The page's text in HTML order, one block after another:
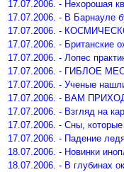
17.07.2006. - Нехорошая
17.07.2006. - В Барнауле
17.07.2006. -
17.07.2006. - Британские
17.07.2006. - Лопес
17.07.2006. - ГИБЛОЕ
17.07.2006. - Ученые
17.07.2006. - ВАМ
17.07.2006. - Взгляд на
17.07.2006. - Сны,
17.07.2006. - Падение
18.07.2006. - Новинки
18.07.2006. - В глубинах